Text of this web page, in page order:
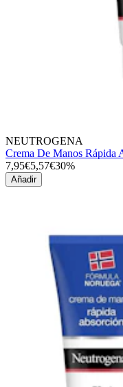
NEUTROGENA
Crema De Manos Rápida
7,95€5,57€30%
Añadir